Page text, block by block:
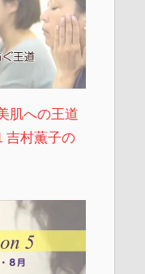
肌への王道
吉村薫子の